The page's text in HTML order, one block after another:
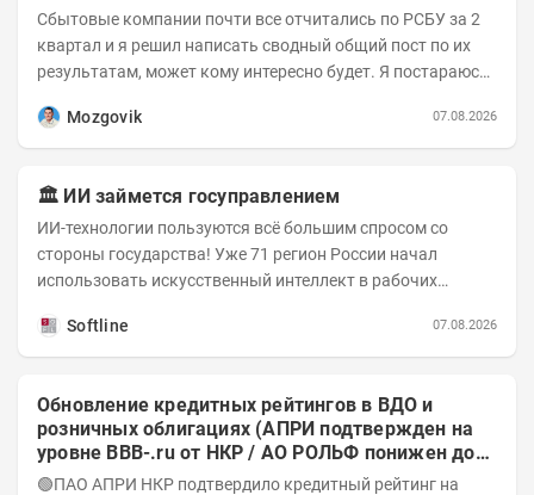
Сбытовые компании почти все отчитались по РСБУ за 2
квартал и я решил написать сводный общий пост по их
результатам, может кому интересно будет. Я постараюсь
Mozgovik
07.08.2026
🏛️ ИИ займется госуправлением
ИИ-технологии пользуются всё большим спросом со
стороны государства! Уже 71 регион России начал
использовать искусственный интеллект в рабочих
Softline
07.08.2026
Обновление кредитных рейтингов в ВДО и
розничных облигациях (АПРИ подтвержден на
уровне BBB-.ru от НКР / АО РОЛЬФ понижен до
А-(RU) / Элит Строй присвоен на уровне BBB.ru)
🟢ПАО АПРИ НКР подтвердило кредитный рейтинг на